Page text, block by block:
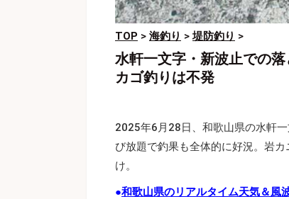
TOP > 海釣り >堤防釣り >
水軒一文字・新波止での
カゴ釣りは不発
2025年6月28日、和歌山県の水軒
び放題で釣果も全体的に好況。岩
け。
●和歌山県のリアルタイム天気＆風